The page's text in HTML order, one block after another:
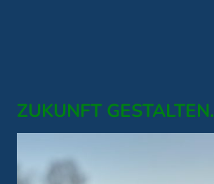
ZUKUNFT GESTALTEN.